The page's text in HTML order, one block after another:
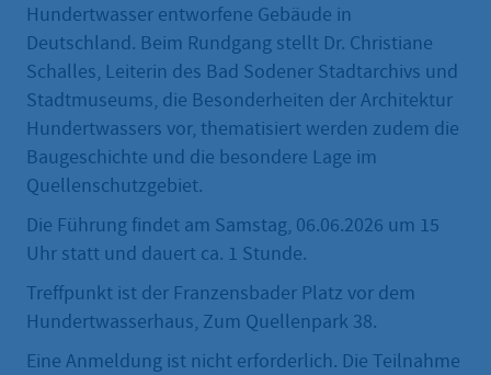
Hundertwasser entworfene Gebäude in
Deutschland. Beim Rundgang stellt Dr. Christiane
Schalles, Leiterin des Bad Sodener Stadtarchivs und
Stadtmuseums, die Besonderheiten der Architektur
Hundertwassers vor, thematisiert werden zudem die
Baugeschichte und die besondere Lage im
Quellenschutzgebiet.
Die Führung findet am Samstag, 06.06.2026 um 15
Uhr statt und dauert ca. 1 Stunde.
Treffpunkt ist der Franzensbader Platz vor dem
Hundertwasserhaus, Zum Quellenpark 38.
Eine Anmeldung ist nicht erforderlich. Die Teilnahme